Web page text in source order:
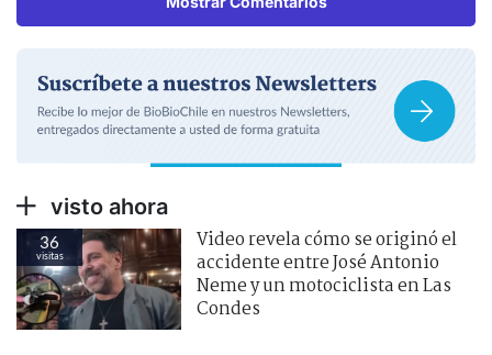
visto ahora
36
visitas
Video revela cómo se originó el
accidente entre José Antonio
Neme y un motociclista en Las
Condes